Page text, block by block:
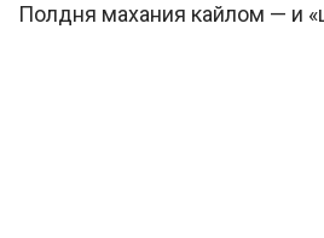
Полдня махания кайлом — и